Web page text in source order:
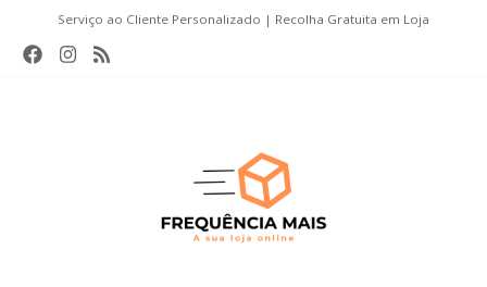
Serviço ao Cliente Personalizado | Recolha Gratuita em Loja